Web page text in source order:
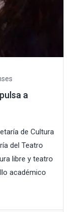
a
de Cultura
del Teatro
libre y teatro
académico